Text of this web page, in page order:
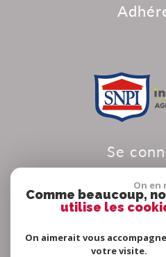
se
On en
Comme beaucoup,
utilise les
On aimerait vous
votre visite.